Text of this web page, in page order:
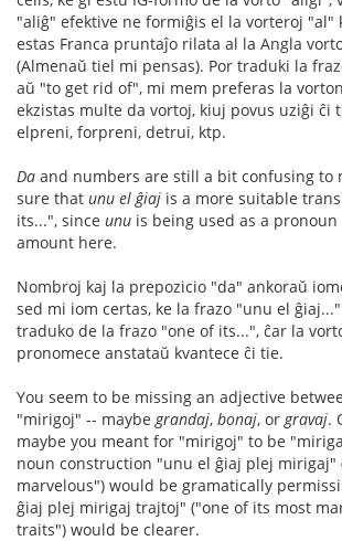
"aliĝ" efektive ne formiĝis el la vorteroj "al"
estas Franca pruntaĵo rilata al la Angla
(Almenaŭ tiel mi pensas). Por traduki la
aŭ "to get rid of", mi mem preferas la
ekzistas multe da vortoj, kiuj povus uziĝi ĉi
elpreni, forpreni, detrui, ktp.
Da and numbers are still a bit confusing to
sure that unu el ĝiaj is a more suitable
its...", since unu is being used as a
amount here.
Nombroj kaj la prepozicio "da" ankoraŭ
sed mi iom certas, ke la frazo "unu el
traduko de la frazo "one of its...", ĉar la
pronomece anstataŭ kvantece ĉi tie.
You seem to be missing an adjective
"mirigoj" -- maybegrandaj, bonaj, orgravaj.
maybe you meant for "mirigoj" to be
noun construction "unu el ĝiaj plej mirigaj"
marvelous") would be gramatically
ĝiaj plej mirigaj trajtoj" ("one of its most
traits") would be clearer.